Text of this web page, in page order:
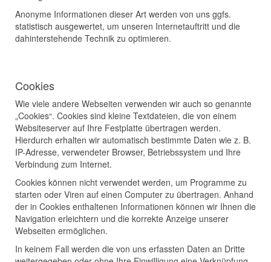
Anonyme Informationen dieser Art werden von uns ggfs.
statistisch ausgewertet, um unseren Internetauftritt und die
dahinterstehende Technik zu optimieren.
Cookies
Wie viele andere Webseiten verwenden wir auch so genannte
„Cookies“. Cookies sind kleine Textdateien, die von einem
Websiteserver auf Ihre Festplatte übertragen werden.
Hierdurch erhalten wir automatisch bestimmte Daten wie z. B.
IP-Adresse, verwendeter Browser, Betriebssystem und Ihre
Verbindung zum Internet.
Cookies können nicht verwendet werden, um Programme zu
starten oder Viren auf einen Computer zu übertragen. Anhand
der in Cookies enthaltenen Informationen können wir Ihnen die
Navigation erleichtern und die korrekte Anzeige unserer
Webseiten ermöglichen.
In keinem Fall werden die von uns erfassten Daten an Dritte